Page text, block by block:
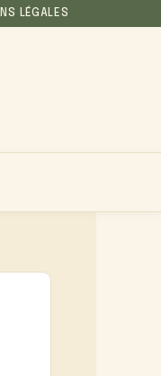
LÉGALES